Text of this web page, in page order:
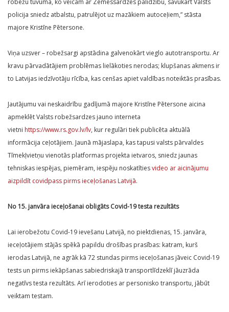
robežu tuvumā, ko veicam ar Zemessardzes palīdzību, savukārt Valsts
policija sniedz atbalstu, patrulējot uz mazākiem autoceļiem,” stāsta
majore Kristīne Pētersone.
Viņa uzsver – robežsargi apstādina galvenokārt vieglo autotransportu. Ar
kravu pārvadātājiem problēmas lielākoties nerodas; klupšanas akmens ir
to Latvijas iedzīvotāju rīcība, kas cenšas apiet valdības noteiktās prasības.
Jautājumu vai neskaidrību gadījumā majore Kristīne Pētersone aicina
apmeklēt Valsts robežsardzes jauno interneta
vietni https://www.rs.gov.lv/lv, kur regulāri tiek publicēta aktuālā
informācija ceļotājiem. Jaunā mājaslapa, kas tapusi valsts pārvaldes
Tīmekļvietņu vienotās platformas projekta ietvaros, sniedz jaunas
tehniskas iespējas, piemēram, iespēju noskatītiesvideo ar aicinājumu
aizpildīt covidpass pirms ieceļošanas Latvijā.
No 15. janvāra ieceļošanai obligāts Covid-19 testa rezultāts
Lai ierobežotu Covid-19 ievešanu Latvijā, no piektdienas, 15. janvāra,
ieceļotājiem stājās spēkā papildu drošības prasības: katram, kurš
ierodas Latvijā, ne agrāk kā 72 stundas pirms ieceļošanas jāveic Covid-19
tests un pirms iekāpšanas sabiedriskajā transportlīdzeklī jāuzrāda
negatīvs testa rezultāts. Arī ierodoties ar personisko transportu, jābūt
veiktam testam.